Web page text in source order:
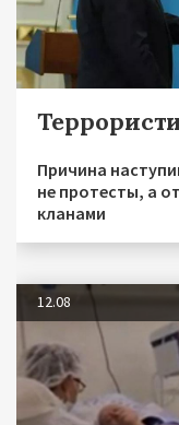
Причина
не протесты, а
кланами
12.08